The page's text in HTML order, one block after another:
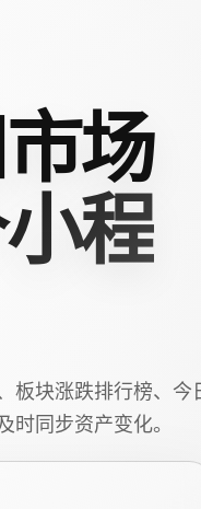
场
程
板块涨跌排行榜、今
同步资产变化。